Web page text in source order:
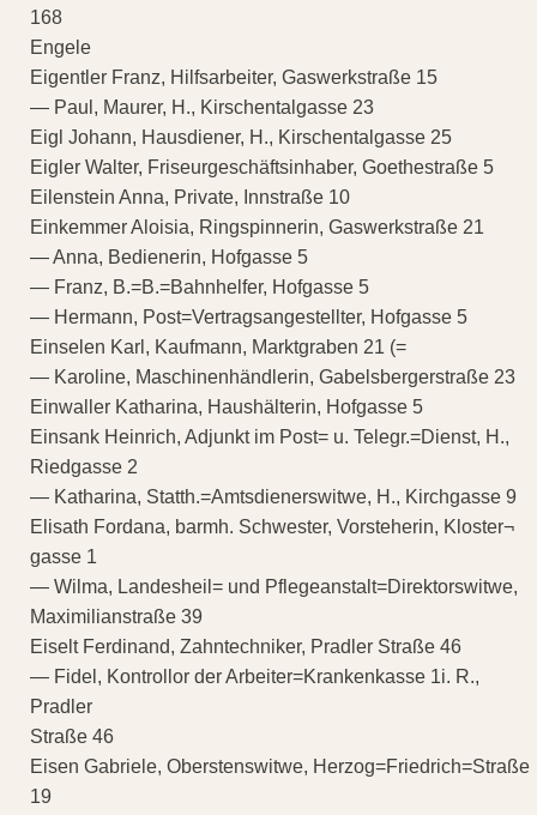
168
Engele
Eigentler Franz, Hilfsarbeiter, Gaswerkstraße 15
— Paul, Maurer, H., Kirschentalgasse 23
Eigl Johann, Hausdiener, H., Kirschentalgasse 25
Eigler Walter, Friseurgeschäftsinhaber, Goethestraße 5
Eilenstein Anna, Private, Innstraße 10
Einkemmer Aloisia, Ringspinnerin, Gaswerkstraße 21
— Anna, Bedienerin, Hofgasse 5
— Franz, B.=B.=Bahnhelfer, Hofgasse 5
— Hermann, Post=Vertragsangestellter, Hofgasse 5
Einselen Karl, Kaufmann, Marktgraben 21 (=
— Karoline, Maschinenhändlerin, Gabelsbergerstraße 23
Einwaller Katharina, Haushälterin, Hofgasse 5
Einsank Heinrich, Adjunkt im Post= u. Telegr.=Dienst, H.,
Riedgasse 2
— Katharina, Statth.=Amtsdienerswitwe, H., Kirchgasse 9
Elisath Fordana, barmh. Schwester, Vorsteherin, Kloster¬
gasse 1
— Wilma, Landesheil= und Pflegeanstalt=Direktorswitwe,
Maximilianstraße 39
Eiselt Ferdinand, Zahntechniker, Pradler Straße 46
— Fidel, Kontrollor der Arbeiter=Krankenkasse 1i. R.,
Pradler
Straße 46
Eisen Gabriele, Oberstenswitwe, Herzog=Friedrich=Straße
19